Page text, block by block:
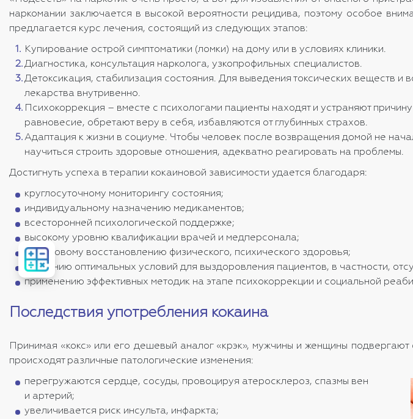
наркомании заключается в высокой вероятности рецидива, поэтому особое
предлагается курс лечения, состоящий из следующих этапов:
Купирование острой симптоматики (ломки) на дому или в условиях клиники.
Диагностика, консультация нарколога, узкопрофильных специалистов.
Детоксикация, стабилизация состояния. Для выведения токсических веществ
лекарства внутривенно.
Психокоррекция – вместе с психологами пациенты находят и устраняют
равновесие, обретают веру в себя, избавляются от глубинных страхов.
Адаптация к жизни в социуме. Чтобы человек после возвращения домой не
научиться строить здоровые отношения, адекватно реагировать на проблемы.
Достигнуть успеха в терапии кокаиновой зависимости удается благодаря:
круглосуточному мониторингу состояния;
индивидуальному назначению медикаментов;
всесторонней психологической поддержке;
высокому уровню квалификации врачей и медперсонала;
пошаговому восстановлению физического, психического здоровья;
созданию оптимальных условий для выздоровления пациентов, в частности,
применению эффективных методик на этапе психокоррекции и социальной
Последствия употребления кокаина
Принимая «кокс» или его дешевый аналог «крэк», мужчины и женщины
происходят различные патологические изменения:
перегружаются сердце, сосуды, провоцируя атеросклероз, спазмы вен
и артерий;
увеличивается риск инсульта, инфаркта;
Рассчитать
стоимость
лечения